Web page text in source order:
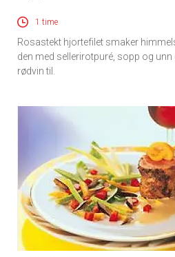
1 time
Rosastekt hjortefilet smaker
den med sellerirotpuré, sopp og unn
rødvin til.